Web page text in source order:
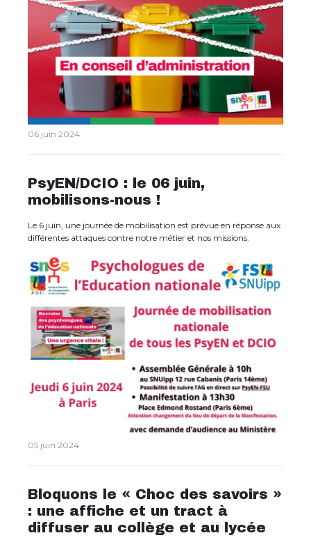
06 juin 2024
PsyEN/DCIO : le 06 juin,
mobilisons-nous !
Le 6 juin, une journée de mobilisation est prévue en réponse aux
différentes attaques contre notre métier et nos missions.
05 juin 2024
Bloquons le « Choc des savoirs »
: une affiche et un tract à
diffuser au collège et au lycée